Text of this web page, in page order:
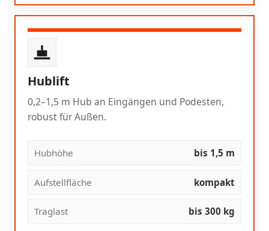
Hublift
0,2–1,5 m Hub an Eingängen und Podesten,
robust für Außen.
Hubhöhe bis 1,5 m
Aufstellfläche kompakt
Traglast bis 300 kg